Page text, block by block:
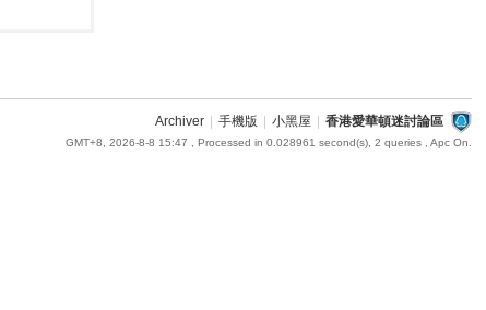
Archiver 手機版 小黑屋 香港愛華頓迷討論區
GMT+8, 2026-8-8 15:47 , Processed in 0.028961 second(s), 2 queries , Apc On.